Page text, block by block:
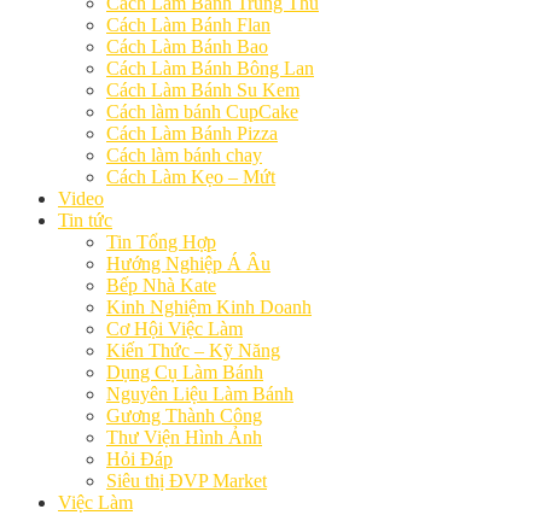
Cách Làm Bánh Flan
Cách Làm Bánh Bao
Cách Làm Bánh Bông Lan
Cách Làm Bánh Su Kem
Cách làm bánh CupCake
Cách Làm Bánh Pizza
Cách làm bánh chay
Cách Làm Kẹo – Mứt
Video
Tin tức
Tin Tổng Hợp
Hướng Nghiệp Á Âu
Bếp Nhà Kate
Kinh Nghiệm Kinh Doanh
Cơ Hội Việc Làm
Kiến Thức – Kỹ Năng
Dụng Cụ Làm Bánh
Nguyên Liệu Làm Bánh
Gương Thành Công
Thư Viện Hình Ảnh
Hỏi Đáp
Siêu thị ĐVP Market
Việc Làm